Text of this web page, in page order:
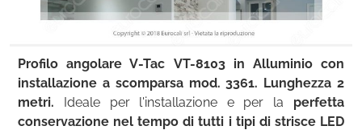
Profilo angolare V-Tac VT-8103 in Alluminio con
installazione a scomparsa mod. 3361. Lunghezza 2
metri. Ideale per l'installazione e per la perfetta
conservazione nel tempo di tutti i tipi di strisce LED